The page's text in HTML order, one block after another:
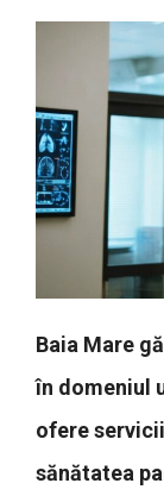
Baia Mare
în domeniul
ofere
sănătatea